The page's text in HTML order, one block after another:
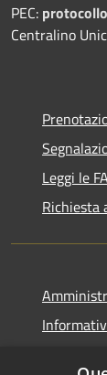
PEC:
Centralino
Leggi le
Richiesta